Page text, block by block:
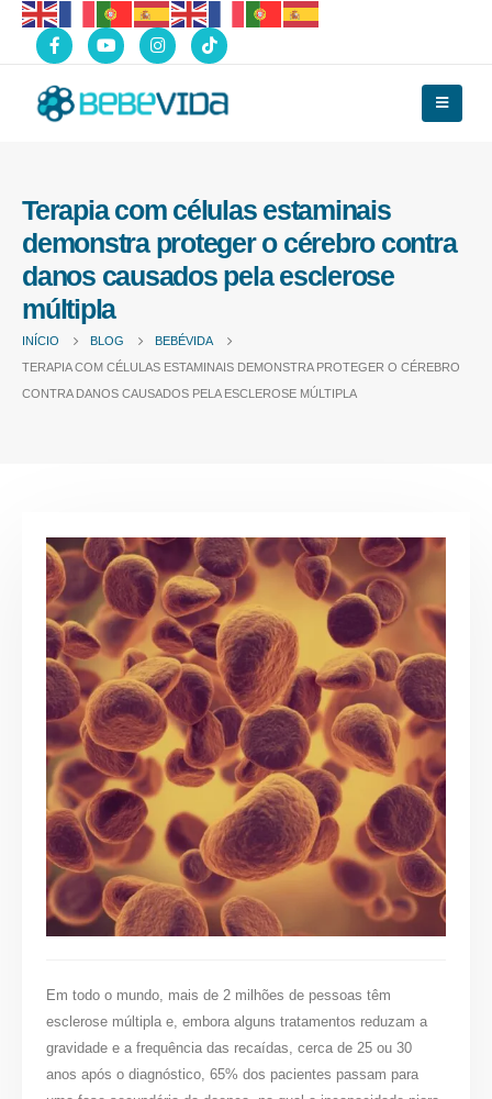
Terapia com células estaminais
demonstra proteger o cérebro contra
danos causados pela esclerose
múltipla
INÍCIO BLOG
BEBÉVIDA
TERAPIA COM CÉLULAS ESTAMINAIS DEMONSTRA PROTEGER O CÉREBRO
CONTRA DANOS CAUSADOS PELA ESCLEROSE MÚLTIPLA
Em todo o mundo, mais de 2 milhões de pessoas têm
esclerose múltipla e, embora alguns tratamentos reduzam a
gravidade e a frequência das recaídas, cerca de 25 ou 30
anos após o diagnóstico, 65% dos pacientes passam para